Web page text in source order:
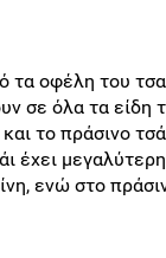
τα οφέλη του
σε όλα τα είδη
το πράσινο
έχει
ενώ στο